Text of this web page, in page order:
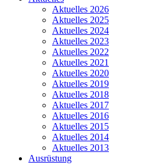
Aktuelles 2026
Aktuelles 2025
Aktuelles 2024
Aktuelles 2023
Aktuelles 2022
Aktuelles 2021
Aktuelles 2020
Aktuelles 2019
Aktuelles 2018
Aktuelles 2017
Aktuelles 2016
Aktuelles 2015
Aktuelles 2014
Aktuelles 2013
Ausrüstung